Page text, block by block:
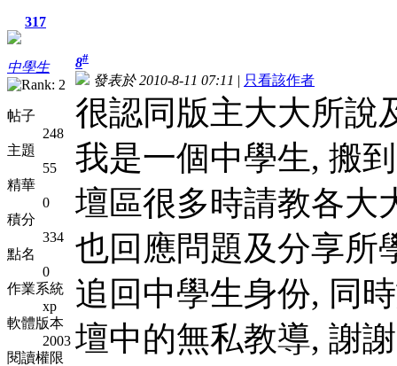
317
中學生
帖子
248
主題
55
精華
0
積分
334
點名
0
作業系統
xp
軟體版本
2003
閱讀權限
8#
發表於 2010-8-11 07:11 | 只看該作者
很認同版主大大所說
我是一個中學生, 搬
壇區很多時請教各大
也回應問題及分享所
追回中學生身份, 同
壇中的無私教導, 謝